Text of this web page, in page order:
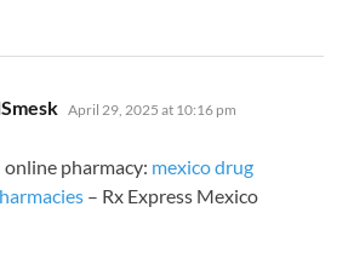
says:
April 29, 2025 at 10:16 pm
online pharmacy: mexico drug
– Rx Express Mexico